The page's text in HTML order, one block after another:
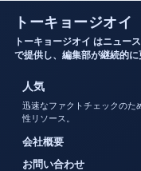
トーキョージオイ
トーキョージオイ はニュー
で提供し、編集部が継続的に
人気
迅速なファクトチェックのた
性リソース。
会社概要
お問い合わせ